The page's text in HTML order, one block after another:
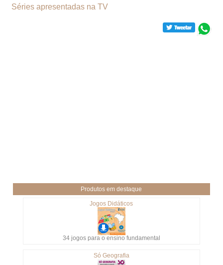
Séries apresentadas na TV
Produtos em destaque
Jogos Didáticos
34 jogos para o ensino fundamental
Só Geografia